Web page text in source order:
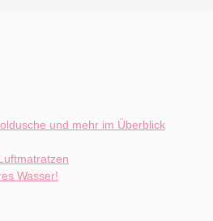
und mehr im Überblick
Wasser!